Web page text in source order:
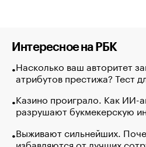
Интересное на РБК
Насколько ваш авторитет
атрибутов престижа? Тест
Казино проиграло. Как ИИ-
разрушают букмекерскую
Выживают сильнейших.
избавляются от лучших